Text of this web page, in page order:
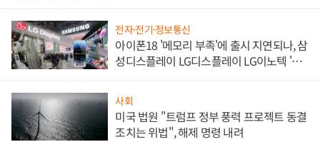
전자·전기·정보통신
아이폰18 '메모리 부족'에 출시 지연되나, 삼
성디스플레이 LG디스플레이 LG이노텍 '탈
사회
미국 법원 "트럼프 정부 풍력 프로젝트 동결
조치는 위법", 해제 명령 내려